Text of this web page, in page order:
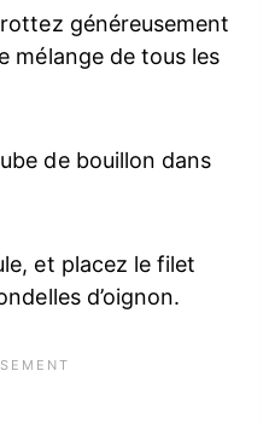
généreusement
mélange de tous les
de bouillon dans
et placez le filet
d’oignon.